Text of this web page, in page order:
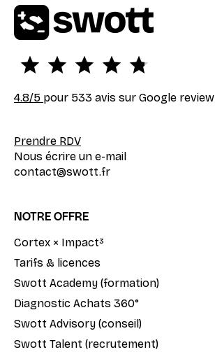
4.8/5 pour 533 avis sur Google review
Prendre RDV
Nous écrire un e-mail
contact@swott.fr
NOTRE OFFRE
Cortex × Impact³
Tarifs & licences
Swott Academy (formation)
Diagnostic Achats 360°
Swott Advisory (conseil)
Swott Talent (recrutement)